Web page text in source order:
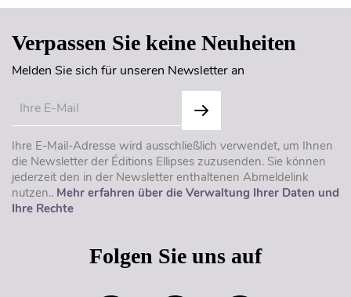
Verpassen Sie keine Neuheiten
Melden Sie sich für unseren Newsletter an
Ihre E-Mail-Adresse wird ausschließlich verwendet, um Ihnen
die Newsletter der Éditions Ellipses zuzusenden. Sie können
jederzeit den in der Newsletter enthaltenen Abmeldelink
nutzen.. Mehr erfahren über die Verwaltung Ihrer Daten und
Ihre Rechte
Folgen Sie uns auf